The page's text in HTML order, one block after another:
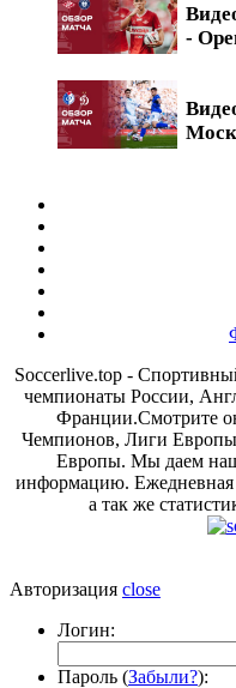
-
Soccerlive.top -
чемпионаты России,
Франции.Смотрите
Чемпионов, Лиги
Европы. Мы даем
информацию. Ежедневная
а так же
Авторизация close
Логин:
Пароль (Забыли?):